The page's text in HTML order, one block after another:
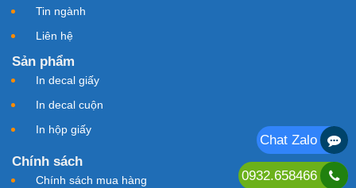
Tin ngành
Liên hệ
Sản phẩm
In decal giấy
In decal cuộn
In hộp giấy
Chính sách
Chính sách mua hàng 0932.658466
Chat Zalo